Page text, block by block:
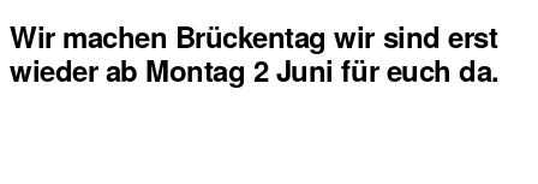
Wir machen Brückentag wir sind erst
wieder ab Montag 2 Juni für euch da.